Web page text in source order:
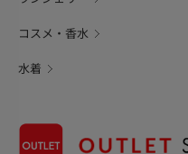
コスメ・香水
水着